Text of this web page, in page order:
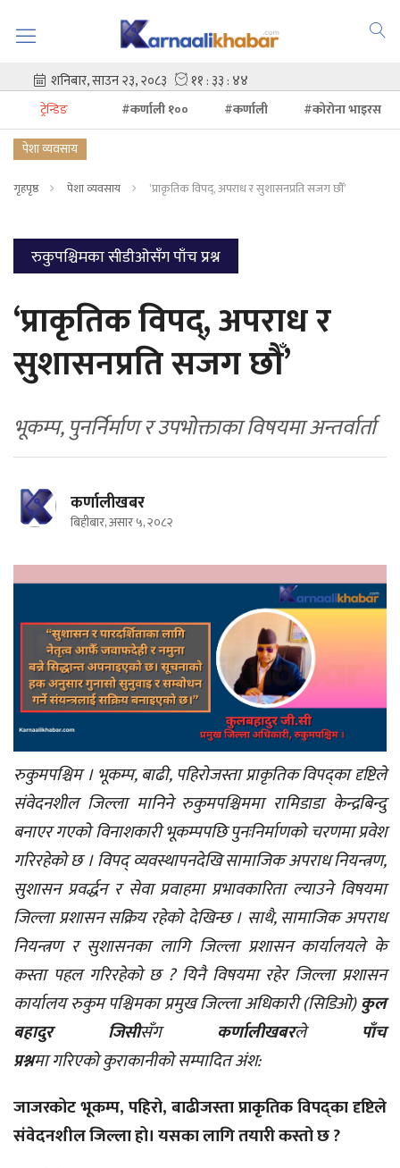
ट्रेन्डिङ #कर्णाली १०० #कर्णाली
#कोरोना भाइरस
पेशा व्यवसाय
गृहपृष्ठ पेशा व्यवसाय ‘प्राकृतिक विपद्, अपराध र सुशासनप्रति सजग छौँ’
रुकुपश्चिमका सीडीओसँग पाँच प्रश्न
‘प्राकृतिक विपद्, अपराध र
सुशासनप्रति सजग छौँ’
भूकम्प, पुनर्निर्माण र उपभोक्ताका विषयमा अन्तर्वार्ता
कर्णालीखबर
बिहीबार, असार ५, २०८२
रुकुमपश्चिम । भूकम्प, बाढी, पहिरोजस्ता प्राकृतिक विपद्का दृष्टिले
संवेदनशील जिल्ला मानिने रुकुमपश्चिममा रामिडाडा केन्द्रबिन्दु
बनाएर गएको विनाशकारी भूकम्पपछि पुनःनिर्माणको चरणमा प्रवेश
गरिरहेको छ । विपद्‌ व्यवस्थापनदेखि सामाजिक अपराध नियन्त्रण,
सुशासन प्रवर्द्धन र सेवा प्रवाहमा प्रभावकारिता ल्याउने विषयमा
जिल्ला प्रशासन सक्रिय रहेको देखिन्छ । साथै, सामाजिक अपराध
नियन्त्रण र सुशासनका लागि जिल्ला प्रशासन कार्यालयले के
कस्ता पहल गरिरहेको छ ? यिनै विषयमा रहेर जिल्ला प्रशासन
कार्यालय रुकुम पश्चिमका प्रमुख जिल्ला अधिकारी (सिडिओ)कुल
बहादुर जिसीसँग कर्णालीखबरले पाँच
प्रश्नमा गरिएको कुराकानीको सम्पादित अंश:
जाजरकोट भूकम्प, पहिरो, बाढीजस्ता प्राकृतिक विपद्का दृष्टिले
संवेदनशील जिल्ला हो। यसका लागि तयारी कस्तो छ ?